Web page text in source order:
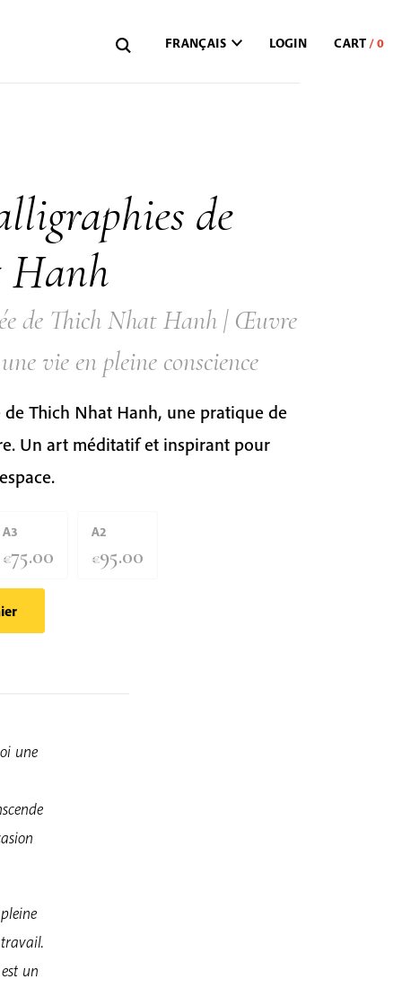
FRANÇAIS LOGIN
de
Hanh
de Thich Nhat Hanh | Œuvre
vie en pleine conscience
Thich Nhat Hanh, une pratique de
Un art méditatif et inspirant pour
A3
€75.00
A2
€95.00
une
un